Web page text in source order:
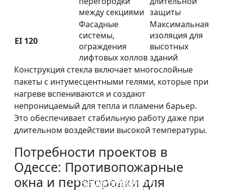
ОДНОСЛОЙНОЕ
ДВУХСЛОЙНОЕ
ПРОТИВОПОЖАРНОЕ
ОГНЕОПАСНАЯ
между секциями защиты
EI 120
Фасадные
системы,
ограждения
лифтовых холлов
Максимальная
изоляция для
высотных
зданий
Конструкция стекла включает многослойные
пакеты с интумесцентными гелями, которые при
нагреве вспениваются и создают
непроницаемый для тепла и пламени барьер.
Это обеспечивает стабильную работу даже при
длительном воздействии высокой температуры.
Потребности проектов в
Одессе: Противопожарные
окна и перегородки для